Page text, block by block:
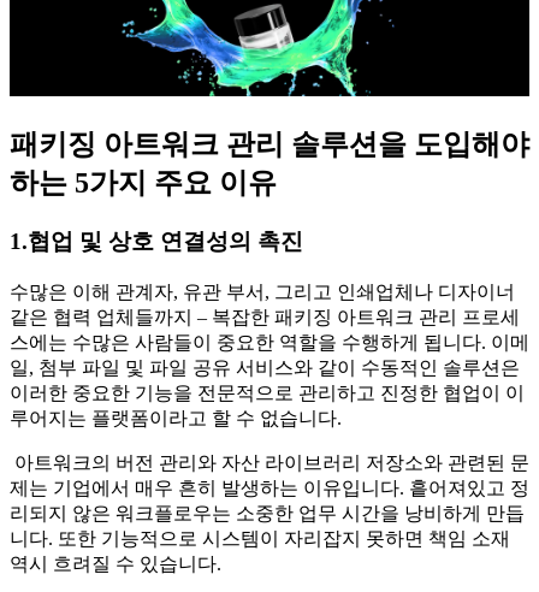
패키징 아트워크 관리 솔루션을 도입해야
하는 5가지 주요 이유
1.협업 및 상호 연결성의 촉진
수많은 이해 관계자, 유관 부서, 그리고 인쇄업체나 디자이너
같은 협력 업체들까지 – 복잡한 패키징 아트워크 관리 프로세
스에는 수많은 사람들이 중요한 역할을 수행하게 됩니다. 이메
일, 첨부 파일 및 파일 공유 서비스와 같이 수동적인 솔루션은
이러한 중요한 기능을 전문적으로 관리하고 진정한 협업이 이
루어지는 플랫폼이라고 할 수 없습니다.
아트워크의 버전 관리와 자산 라이브러리 저장소와 관련된 문
제는 기업에서 매우 흔히 발생하는 이유입니다. 흩어져있고 정
리되지 않은 워크플로우는 소중한 업무 시간을 낭비하게 만듭
니다. 또한 기능적으로 시스템이 자리잡지 못하면 책임 소재
역시 흐려질 수 있습니다.